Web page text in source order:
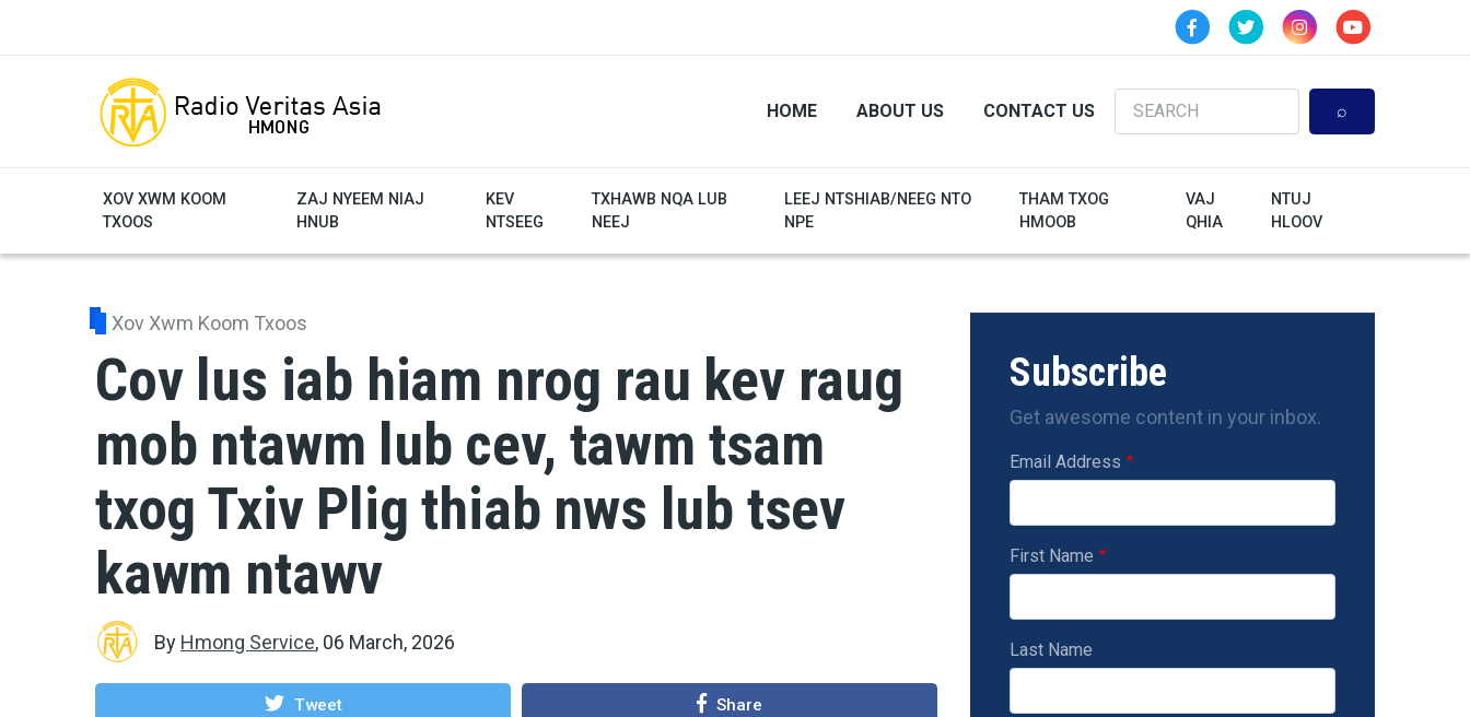
HOME ABOUT US CONTACT US
Search
XOV XWM KOOM
TXOOS
ZAJ NYEEM NIAJ
HNUB
KEV
NTSEEG
TXHAWB NQA LUB
NEEJ
LEEJ NTSHIAB/NEEG NTO
NPE
THAM TXOG
HMOOB
VAJ
QHIA
NTUJ
HLOOV
Xov Xwm Koom Txoos
Cov lus iab hiam nrog rau kev raug
mob ntawm lub cev, tawm tsam
txog Txiv Plig thiab nws lub tsev
kawm ntawv
By Hmong Service, 06 March, 2026
Tweet Share
Subscribe
Get awesome content in your inbox.
Email Address
First Name
Last Name